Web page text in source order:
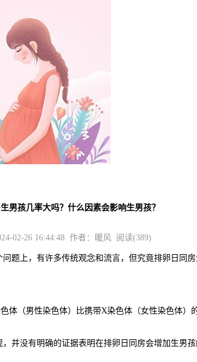
男孩几率大吗？什么因素会影响生男孩？
02-26 16:44:48 作者：暖风 阅读(389)
上，有许多传统观念和流言，但究竟排卵日同房
（男性染色体）比携带X染色体（女性染色体）
没有明确的证据表明在排卵日同房会增加生男